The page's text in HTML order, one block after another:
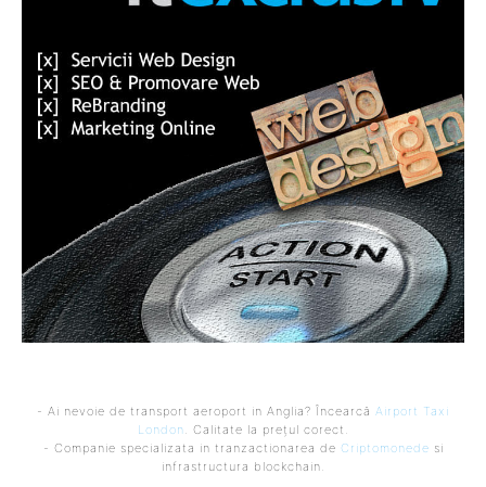
- Ai nevoie de transport aeroport in Anglia? Încearcă Airport Taxi
London. Calitate la prețul corect.
- Companie specializata in tranzactionarea de Criptomonede si
infrastructura blockchain.